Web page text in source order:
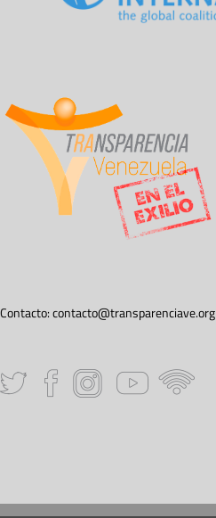
Contacto:contacto@transparenciave.org